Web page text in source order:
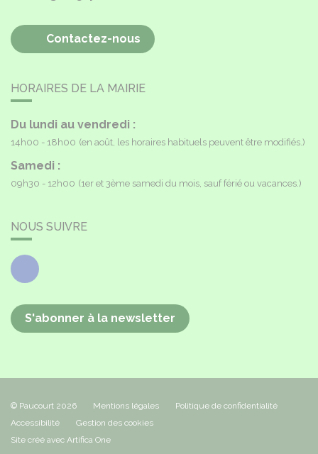
Contactez-nous
HORAIRES DE LA MAIRIE
Du lundi au vendredi :
14h00 - 18h00 (en août, les horaires habituels peuvent être modifiés.)
Samedi :
09h30 - 12h00 (1er et 3ème samedi du mois, sauf férié ou vacances.)
NOUS SUIVRE
Facebook
S'abonner à la newsletter
© Paucourt 2026 Mentions légales
Politique de confidentialité
Accessibilité
Gestion des cookies
Site créé avec Artifica One